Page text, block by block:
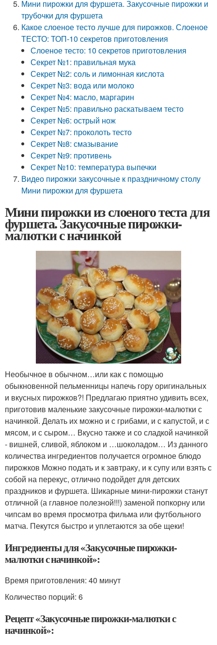
Мини пирожки для фуршета. Закусочные пирожки и
трубочки для фуршета
Какое слоеное тесто лучше для пирожков. Слоеное
ТЕСТО: ТОП-10 секретов приготовления
Слоеное тесто: 10 секретов приготовления
Секрет №1: правильная мука
Секрет №2: соль и лимонная кислота
Секрет №3: вода или молоко
Секрет №4: масло, маргарин
Секрет №5: правильно раскатываем тесто
Секрет №6: острый нож
Секрет №7: проколоть тесто
Секрет №8: смазывание
Секрет №9: противень
Секрет №10: температура выпечки
Видео пирожки закусочные к праздничному столу
Мини пирожки для фуршета
Мини пирожки из слоеного теста для
фуршета. Закусочные пирожки-
малютки с начинкой
Необычное в обычном…или как с помощью
обыкновенной пельменницы напечь гору оригинальных
и вкусных пирожков?! Предлагаю приятно удивить всех,
приготовив маленькие закусочные пирожки-малютки с
начинкой. Делать их можно и с грибами, и с капустой, и с
мясом, и с сыром… Вкусно также и со сладкой начинкой
- вишней, сливой, яблоком и …шоколадом… Из данного
количества ингредиентов получается огромное блюдо
пирожков Можно подать и к завтраку, и к супу или взять с
собой на перекус, отлично подойдет для детских
праздников и фуршета. Шикарные мини-пирожки станут
отличной (а главное полезной!!!) заменой попкорну или
чипсам во время просмотра фильма или футбольного
матча. Пекутся быстро и уплетаются за обе щеки!
Ингредиенты для «Закусочные пирожки-
малютки с начинкой»:
Время приготовления: 40 минут
Количество порций: 6
Рецепт «Закусочные пирожки-малютки с
начинкой»: